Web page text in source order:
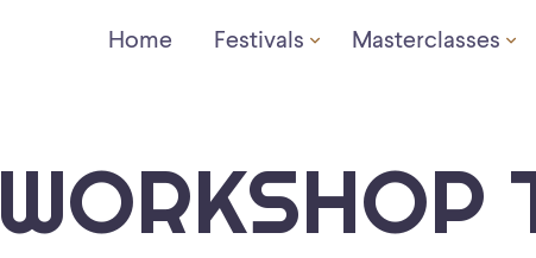
Home Festivals Masterclasses
WORKSHOP